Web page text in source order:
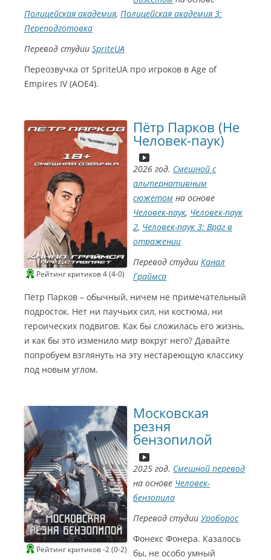
Полицейская академия, Полицейская академия 3:
Переподготовка
Перевод студии SpriteUA
Переозвучка от SpriteUA про игроков в Age of
Empires IV (AOE4).
Рейтинг критиков 4 (4-0)
Пётр Парков (Не
Человек-паук)
2026 год. Смешной с
альтернативным
сюжетом на основе
Человек-паук, Человек-паук
2, Человек-паук 3: Враг в
отражении
Перевод студии Канал
Граймса
Пётр Парков – обычный, ничем не примечательный
подросток. Нет ни паучьих сил, ни костюма, ни
героических подвигов. Как бы сложилась его жизнь,
и как бы это изменило мир вокруг него? Давайте
попробуем взглянуть на эту нестареющую классику
под новым углом.
Рейтинг критиков -2 (0-2)
Московская
резня
бензопилой
2025 год. Смешной перевод
на основе Человек-
бензопила
Перевод студии Уроборос
Фонекс Фонера. Казалось
бы, не особо умный